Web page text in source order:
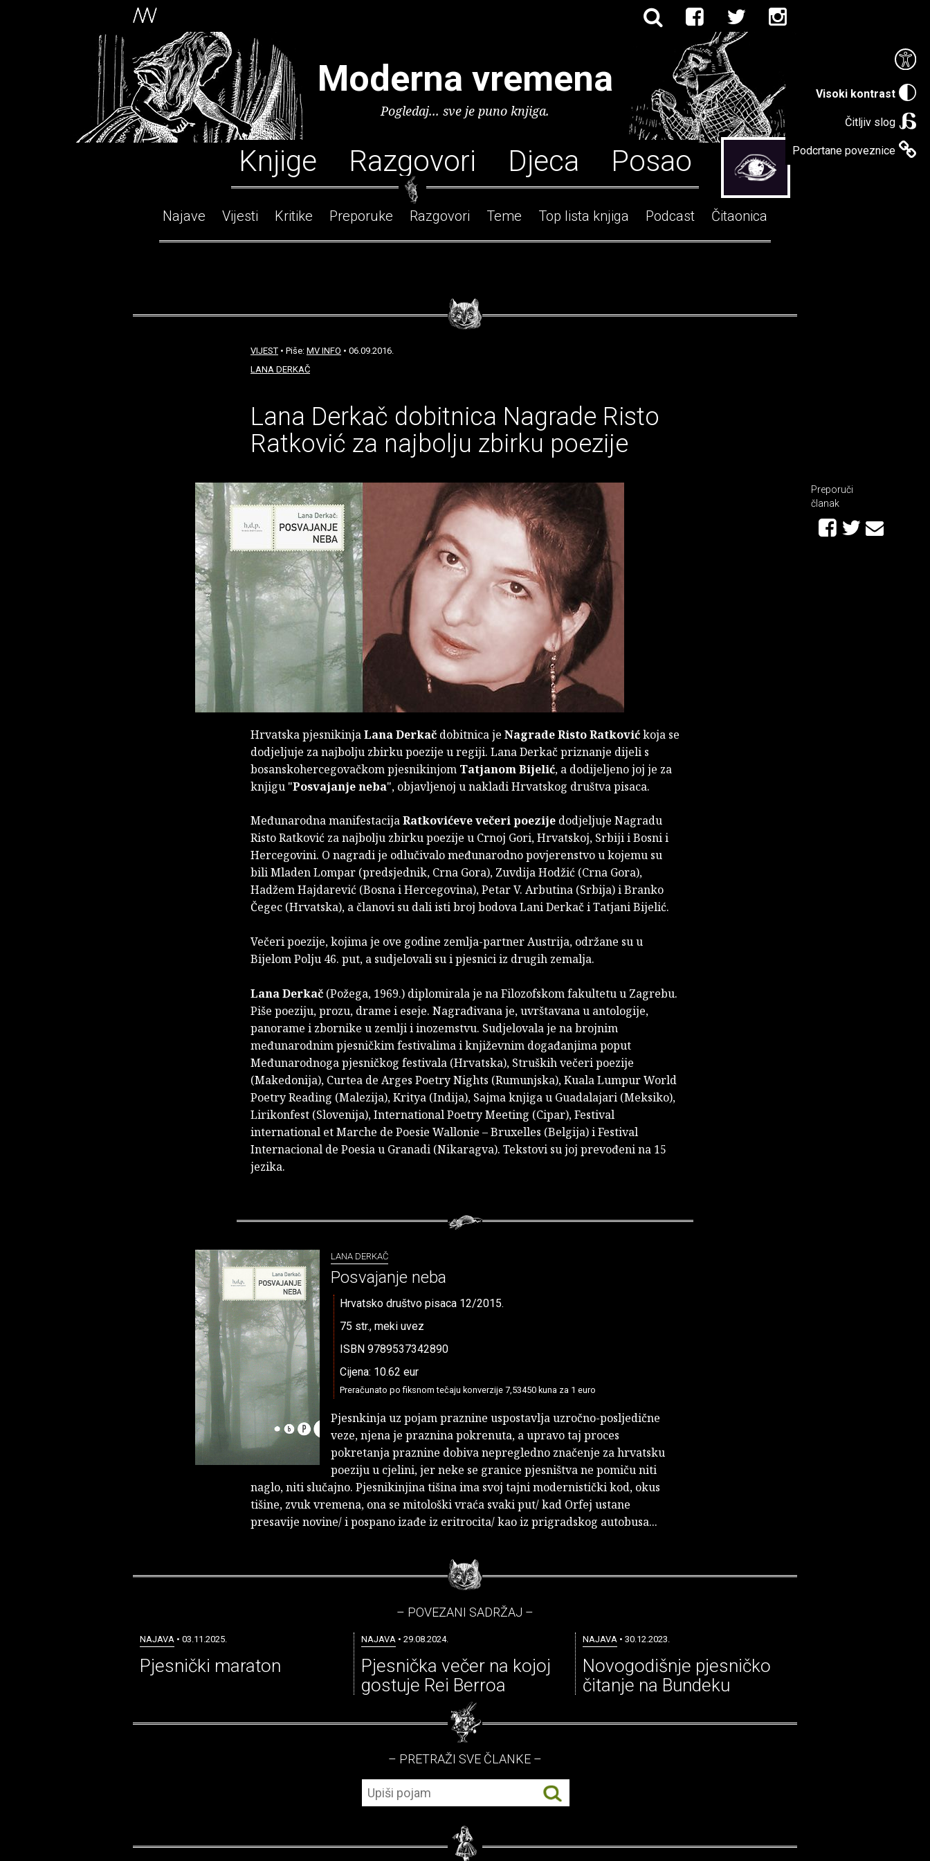
Visoki kontrast
Čitljiv slog
Podcrtane poveznice
Moderna vremena
Pogledaj... sve je puno knjiga.
Knjige Razgovori Djeca Posao
Najave Vijesti Kritike Preporuke Razgovori Teme Top lista knjiga Podcast Čitaonica
VIJEST • Piše: MV INFO • 06.09.2016.
LANA DERKAČ
Lana Derkač dobitnica Nagrade Risto
Ratković za najbolju zbirku poezije
Hrvatska pjesnikinjaLana Derkač dobitnica je Nagrade Risto Ratkovićkoja se
dodjeljuje za najbolju zbirku poezije u regiji. Lana Derkač priznanje dijeli s
bosanskohercegovačkom pjesnikinjom Tatjanom Bijelić, a dodijeljeno joj je za
knjigu "Posvajanje neba", objavljenoj u nakladi Hrvatskog društva pisaca.
Međunarodna manifestacijaRatkovićeve večeri poezije dodjeljuje Nagradu
Risto Ratković za najbolju zbirku poezije u Crnoj Gori, Hrvatskoj, Srbiji i Bosni i
Hercegovini. O nagradi je odlučivalo međunarodno povjerenstvo u kojemu su
bili Mladen Lompar (predsjednik, Crna Gora), Zuvdija Hodžić (Crna Gora),
Hadžem Hajdarević (Bosna i Hercegovina), Petar V. Arbutina (Srbija) i Branko
Čegec (Hrvatska), a članovi su dali isti broj bodova Lani Derkač i Tatjani Bijelić.
Večeri poezije, kojima je ove godine zemlja-partner Austrija, održane su u
Bijelom Polju 46. put, a sudjelovali su i pjesnici iz drugih zemalja.
Lana Derkač (Požega, 1969.) diplomirala je na Filozofskom fakultetu u Zagrebu.
Piše poeziju, prozu, drame i eseje. Nagrađivana je, uvrštavana u antologije,
panorame i zbornike u zemlji i inozemstvu. Sudjelovala je na brojnim
međunarodnim pjesničkim festivalima i književnim događanjima poput
Međunarodnoga pjesničkog festivala (Hrvatska), Struških večeri poezije
(Makedonija), Curtea de Arges Poetry Nights (Rumunjska), Kuala Lumpur World
Poetry Reading (Malezija), Kritya (Indija), Sajma knjiga u Guadalajari (Meksiko),
Lirikonfest (Slovenija), International Poetry Meeting (Cipar), Festival
international et Marche de Poesie Wallonie – Bruxelles (Belgija) i Festival
Internacional de Poesia u Granadi (Nikaragva). Tekstovi su joj prevođeni na 15
jezika.
LANA DERKAČ
Posvajanje neba
Hrvatsko društvo pisaca 12/2015.
75 str., meki uvez
ISBN 9789537342890
Cijena: 10.62 eur
Preračunato po fiksnom tečaju konverzije 7,53450 kuna za 1 euro
Pjesnkinja uz pojam praznine uspostavlja uzročno-posljedične
veze, njena je praznina pokrenuta, a upravo taj proces
pokretanja praznine dobiva nepregledno značenje za hrvatsku
poeziju u cjelini, jer neke se granice pjesništva ne pomiču niti
naglo, niti slučajno. Pjesnikinjina tišina ima svoj tajni modernistički kod, okus
tišine, zvuk vremena, ona se mitološki vraća svaki put/ kad Orfej ustane
presavije novine/ i pospano izađe iz eritrocita/ kao iz prigradskog autobusa...
Preporuči
članak
– POVEZANI SADRŽAJ –
NAJAVA • 03.11.2025.
Pjesnički maraton
NAJAVA • 29.08.2024.
Pjesnička večer na kojoj
gostuje Rei Berroa
NAJAVA • 30.12.2023.
Novogodišnje pjesničko
čitanje na Bundeku
– PRETRAŽI SVE ČLANKE –